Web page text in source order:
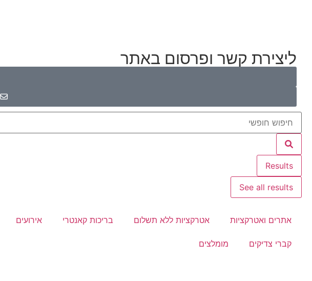
ליצירת קשר ופרסום באתר
Results
See all results
אתרים ואטרקציות אטרקציות ללא תשלום בריכות קאנטרי אירועים
קברי צדיקים מומלצים